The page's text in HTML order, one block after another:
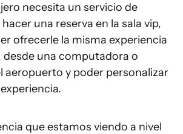
necesita un servicio de
una reserva en la sala vip,
ofrecerle la misma experiencia
desde una computadora o
aeropuerto y poder personalizar
que estamos viendo a nivel